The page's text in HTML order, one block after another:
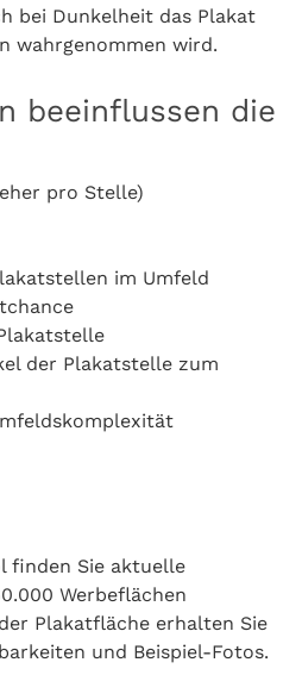
bei Dunkelheit das Plakat
wahrgenommen wird.
beeinflussen die
pro Stelle)
im Umfeld
der Plakatstelle zum
finden Sie aktuelle
Werbeflächen
Plakatfläche erhalten Sie
und Beispiel-Fotos.